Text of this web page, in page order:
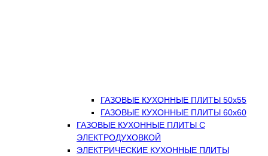
ГАЗОВЫЕ КУХОННЫЕ ПЛИТЫ 50х55
ГАЗОВЫЕ КУХОННЫЕ ПЛИТЫ 60х60
ГАЗОВЫЕ КУХОННЫЕ ПЛИТЫ С
ЭЛЕКТРОДУХОВКОЙ
ЭЛЕКТРИЧЕСКИЕ КУХОННЫЕ ПЛИТЫ